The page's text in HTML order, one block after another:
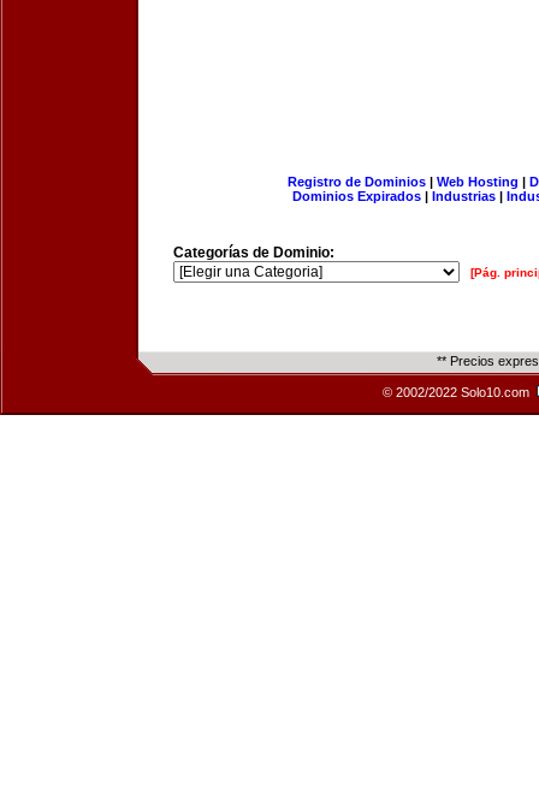
Registro de Dominios| Web Hosting |
Dominios Expirados | Industrias |
Categorías de Dominio:
[Pág.
** Precios
© 2002/2022 Solo10.com